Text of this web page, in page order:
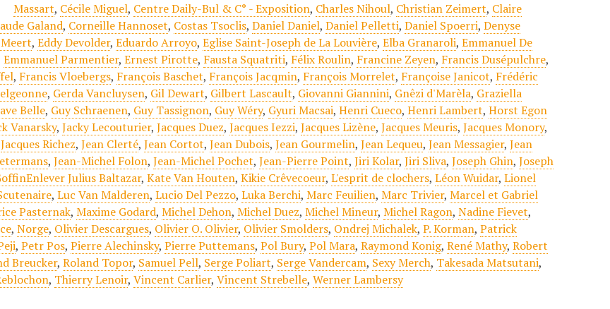
Massart, Cécile Miguel, Centre Daily-Bul & C° - Exposition, Charles Nihoul, Christian Zeimert, Claire
Galand, Corneille Hannoset, Costas Tsoclis,Daniel Daniel,Daniel Pelletti,Daniel Spoerri,Denyse
,Eddy Devolder,Eduardo Arroyo,Eglise Saint-Joseph de La Louvière,Elba Granaroli,Emmanuel De
Emmanuel Parmentier,Ernest Pirotte, Fausta Squatriti, Félix Roulin, Francine Zeyen, Francis Dusépulchre,
, Francis Vloebergs, François Baschet, François Jacqmin, François Morrelet, Françoise Janicot, Frédéric
, Gerda Vancluysen, Gil Dewart, Gilbert Lascault, Giovanni Giannini, Gnêzi d'Marèla, Graziella
Belle, Guy Schraenen, Guy Tassignon, Guy Wéry, Gyuri Macsai,Henri Cueco,Henri Lambert,Horst Egon
Vanarsky,Jacky Lecouturier,Jacques Duez,Jacques Iezzi,Jacques Lizène,Jacques Meuris,Jacques Monory,
Jacques Richez,Jean Clerté,Jean Cortot,Jean Dubois,Jean Gourmelin,Jean Lequeu,Jean Messagier,Jean
,Jean-Michel Folon,Jean-Michel Pochet,Jean-Pierre Point,Jiri Kolar,Jiri Sliva,Joseph Ghin,Joseph
Julius Baltazar,Kate Van Houten,Kikie Crêvecoeur,L'esprit de clochers,Léon Wuidar,Lionel
,Luc Van Malderen,Lucio Del Pezzo,Luka Berchi,Marc Feuilien,Marc Trivier,Marcel et Gabriel
Pasternak,Maxime Godard,Michel Dehon,Michel Duez,Michel Mineur,Michel Ragon,Nadine Fievet,
,Norge, Olivier Descargues, Olivier O. Olivier, Olivier Smolders, Ondrej Michalek,P. Korman,Patrick
,Petr Pos,Pierre Alechinsky,Pierre Puttemans,Pol Bury,Pol Mara,Raymond Konig,René Mathy,Robert
Breucker,Roland Topor, Samuel Pell, Serge Poliart, Serge Vandercam, Sexy Merch, Takesada Matsutani,
, Thierry Lenoir,Vincent Carlier,Vincent Strebelle,Werner Lambersy